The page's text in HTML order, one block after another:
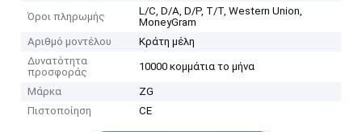
Όροι πληρωμής
L/C, D/A, D/P, T/T, Western Union,
MoneyGram
Αριθμό μοντέλου
Κράτη μέλη
Δυνατότητα
προσφοράς
10000 κομμάτια το μήνα
Μάρκα
ZG
Πιστοποίηση
CE